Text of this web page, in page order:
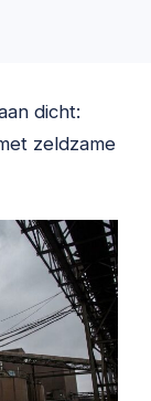
dicht:
zeldzame